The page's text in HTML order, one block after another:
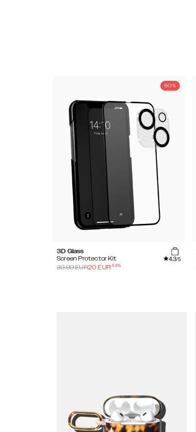
50%
3D Glass
Screen Protector Kit
4.3/5
39.99EUR20 EUR-50%